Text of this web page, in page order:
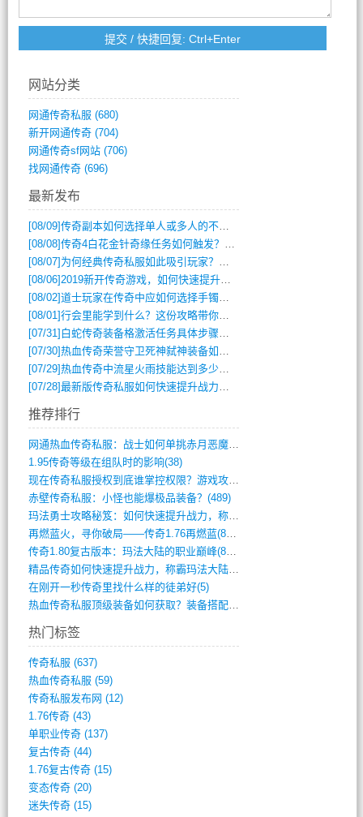
网站分类
网通传奇私服 (680)
新开网通传奇(704)
网通传奇sf网站(706)
找网通传奇(696)
最新发布
[08/09]传奇副本如何选择单人或多人的不同模式？
[08/08]传奇4白花金针奇缘任务如何触发？完整攻略解析
[08/07] 为何经典传奇私服如此吸引玩家？深度攻略解析
[08/06]2019新开传奇游戏，如何快速提升角色等级？
[08/02]道士玩家在传奇中应如何选择手镯装备？
[08/01]行会里能学到什么？这份攻略带你全掌握
[07/31] 白蛇传奇装备格激活任务具体步骤是什么？如何完成？
[07/30]热血传奇荣誉守卫死神弑神装备如何获取与佩戴攻略？
[07/29]热血传奇中流星火雨技能达到多少级可以开始练装备？
[07/28]最新版传奇私服如何快速提升战力与获取稀有装备？
推荐排行
网通热血传奇私服：战士如何单挑赤月恶魔？(311)
1.95传奇等级在组队时的影响(38)
现在传奇私服授权到底谁掌控权限？游戏攻略(789)
赤壁传奇私服：小怪也能爆极品装备？(489)
玛法勇士攻略秘笈：如何快速提升战力，称霸(717)
再燃蓝火，寻你破局——传奇1.76再燃蓝(893)
传奇1.80复古版本：玛法大陆的职业巅峰(873)
精品传奇如何快速提升战力，称霸玛法大陆？(392)
在刚开一秒传奇里找什么样的徒弟好(5)
热血传奇私服顶级装备如何获取？装备搭配与(688)
热门标签
传奇私服 (637)
热血传奇私服 (59)
传奇私服发布网 (12)
1.76传奇(43)
单职业传奇(137)
复古传奇(44)
1.76复古传奇(15)
变态传奇(20)
迷失传奇(15)